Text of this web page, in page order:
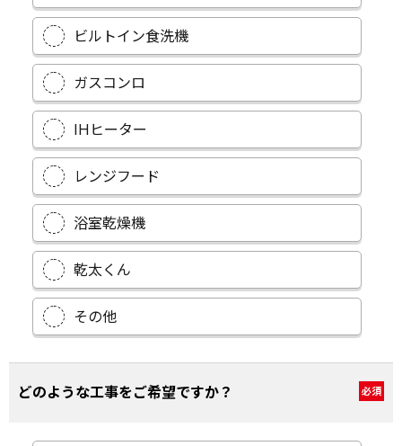
ビルトイン食洗機
ガスコンロ
IHヒーター
レンジフード
浴室乾燥機
乾太くん
その他
どのような工事をご希望ですか？ 必須